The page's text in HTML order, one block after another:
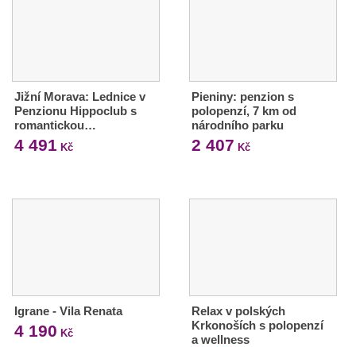
Jižní Morava: Lednice v
Penzionu Hippoclub s
romantickou…
4 491 Kč
Pieniny: penzion s
polopenzí, 7 km od
národního parku
2 407 Kč
Igrane - Vila Renata
4 190 Kč
Relax v polských
Krkonoších s polopenzí
a wellness